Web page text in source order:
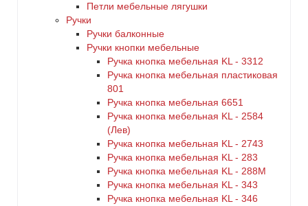
Петли мебельные лягушки
Ручки
Ручки балконные
Ручки кнопки мебельные
Ручка кнопка мебельная KL - 3312
Ручка кнопка мебельная пластиковая
801
Ручка кнопка мебельная 6651
Ручка кнопка мебельная KL - 2584
(Лев)
Ручка кнопка мебельная KL - 2743
Ручка кнопка мебельная KL - 283
Ручка кнопка мебельная KL - 288M
Ручка кнопка мебельная KL - 343
Ручка кнопка мебельная KL - 346